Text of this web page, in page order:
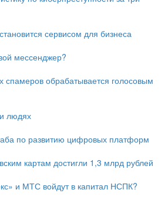
сервисом для бизнеса
мессенджер?
спамеров обрабатывается голосовым
людях
по развитию цифровых платформ
картам достигли 1,3 млрд рублей
и МТС войдут в капитал НСПК?